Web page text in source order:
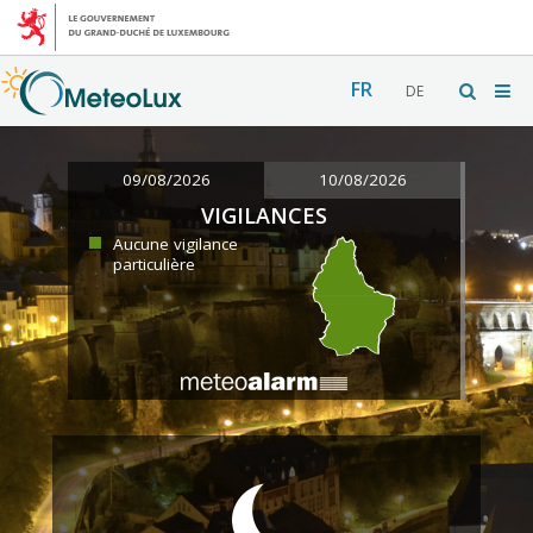
FR DE
09/08/2026 10/08/2026
VIGILANCES
Aucune vigilance
particulière